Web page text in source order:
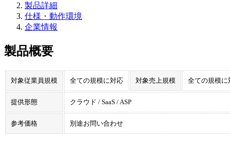
製品詳細
仕様・動作環境
企業情報
製品概要
対象従業員規模 全ての規模に対応 対象売上規模 全ての規模に
提供形態 クラウド / SaaS / ASP
参考価格 別途お問い合わせ